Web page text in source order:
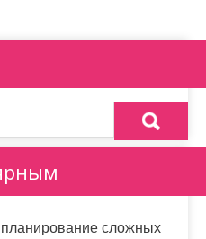
планирование сложных